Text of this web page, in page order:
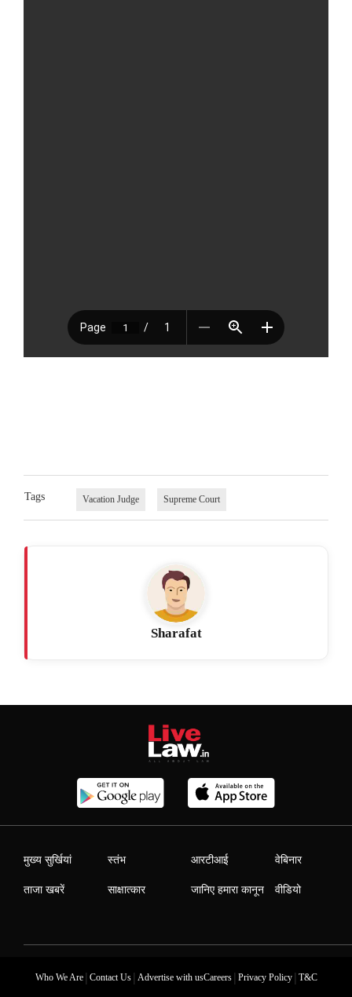
Tags Vacation Judge Supreme Court
Sharafat
मुख्य सुर्खियां
ताजा खबरें
स्तंभ
साक्षात्कार
आरटीआई
जानिए हमारा कानून
वेबिनार
वीडियो
Who We Are| Contact Us| Advertise with usCareers| Privacy Policy| T&C